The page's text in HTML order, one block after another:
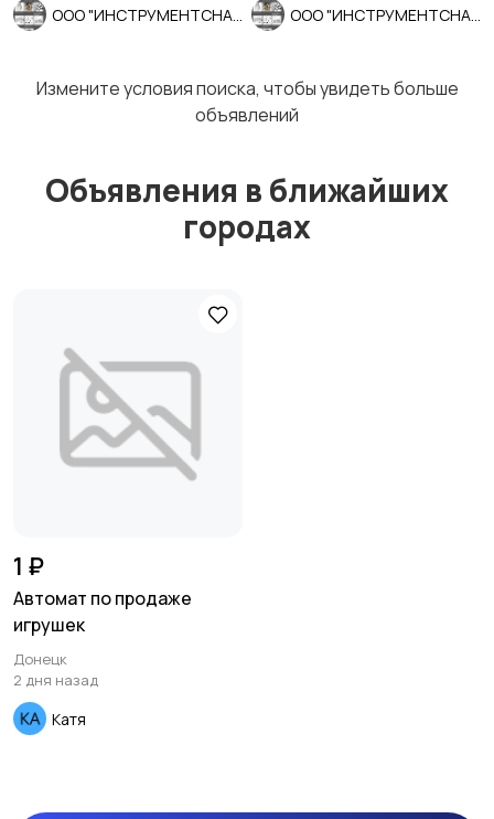
Измените условия поиска, чтобы увидеть больше
объявлений
Объявления в ближайших
городах
1 ₽
Автомат по продаже
игрушек
Донецк
2 дня назад
Катя